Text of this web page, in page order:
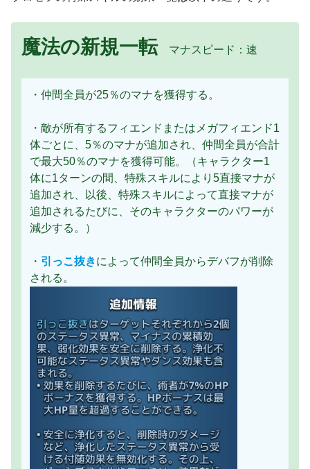
魔法の新規一転マナスピード：速
・仲間全員が25％のマナを獲得する。
・敵が所有するフィエンドまたはメガフィエンド1
体ごとに、5％のマナが追加され、仲間全員が合計
で最大50％のマナを獲得可能。（キャラクター1
体に1ターンの間、特殊スキルにより5直接マナが
追加され、以後、特殊スキルによって直接マナが
追加されるたびに、そのキャラクターのパワーが
減少する。）
・ 引っこ抜きによって仲間全員からデバフが削除
される。